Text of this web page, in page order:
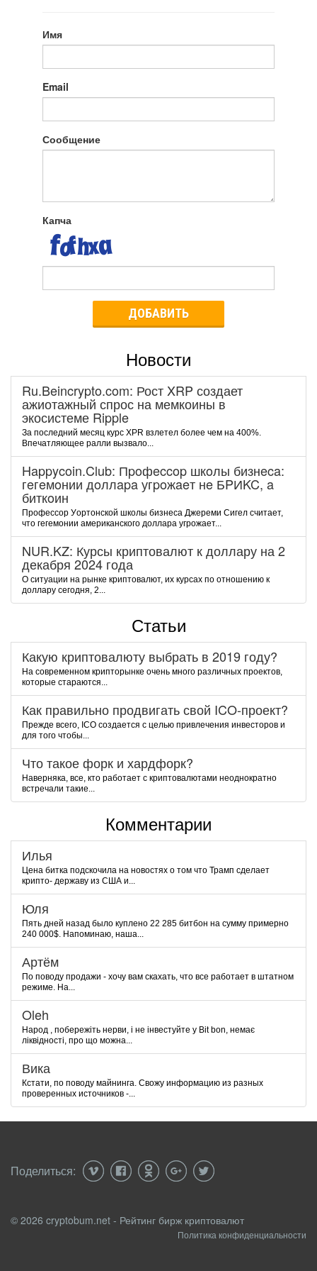
Имя
Email
Сообщение
Капча
ДОБАВИТЬ
Новости
Ru.Beincrypto.com: Рост XRP создает
ажиотажный спрос на мемкоины в
экосистеме Ripple
За последний месяц курс XPR взлетел более чем на 400%.
Впечатляющее ралли вызвало...
Happycoin.Club: Пpoфeccop шкoлы бизнeca:
гeгeмoнии дoллapa угpoжaeт нe БPИKC, a
биткoин
Пpoфeccop Уopтoнcкoй шкoлы бизнeca Джepeми Cигeл cчитaeт,
чтo гeгeмoнии aмepикaнcкoгo дoллapa угpoжaeт...
NUR.KZ: Курсы криптовалют к доллару на 2
декабря 2024 года
О ситуации на рынке криптовалют, их курсах по отношению к
доллару сегодня, 2...
Статьи
Какую криптовалюту выбрать в 2019 году?
На современном крипторынке очень много различных проектов,
которые стараются...
Как правильно продвигать свой ICO-проект?
Прежде всего, ICO создается с целью привлечения инвесторов и
для того чтобы...
Что такое форк и хардфорк?
Наверняка, все, кто работает с криптовалютами неоднократно
встречали такие...
Комментарии
Илья
Цена битка подскочила на новостях о том что Трамп сделает
крипто- державу из США и...
Юля
Пять дней назад было куплено 22 285 битбон на сумму примерно
240 000$. Напоминаю, наша...
Артём
По поводу продажи - хочу вам скахать, что все работает в штатном
режиме. На...
Oleh
Народ , побережіть нерви, і не інвестуйте у Bit bon, немає
ліквідності, про що можна...
Вика
Кстати, по поводу майнинга. Свожу информацию из разных
проверенных источников -...
Поделиться:
© 2026 cryptobum.net - Рейтинг бирж криптовалют
Политика конфиденциальности